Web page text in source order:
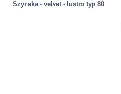
Szynaka - velvet - lustro typ 80